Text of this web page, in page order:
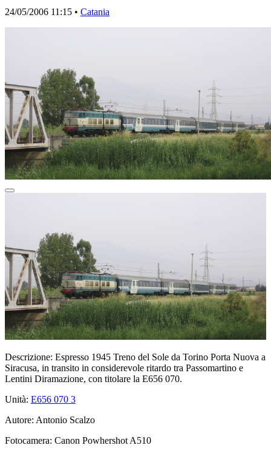
24/05/2006 11:15 • Catania
Descrizione: Espresso 1945 Treno del Sole da Torino Porta Nuova a
Siracusa, in transito in considerevole ritardo tra Passomartino e
Lentini Diramazione, con titolare la E656 070.
Unità: E656 070 3
Autore: Antonio Scalzo
Fotocamera: Canon Powhershot A510